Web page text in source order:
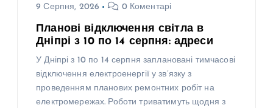
9 Серпня, 2026 0 Коментарі
Планові відключення світла в
Дніпрі з 10 по 14 серпня: адреси
У Дніпрі з 10 по 14 серпня заплановані тимчасові
відключення електроенергії у зв’язку з
проведенням планових ремонтних робіт на
електромережах. Роботи триватимуть щодня з